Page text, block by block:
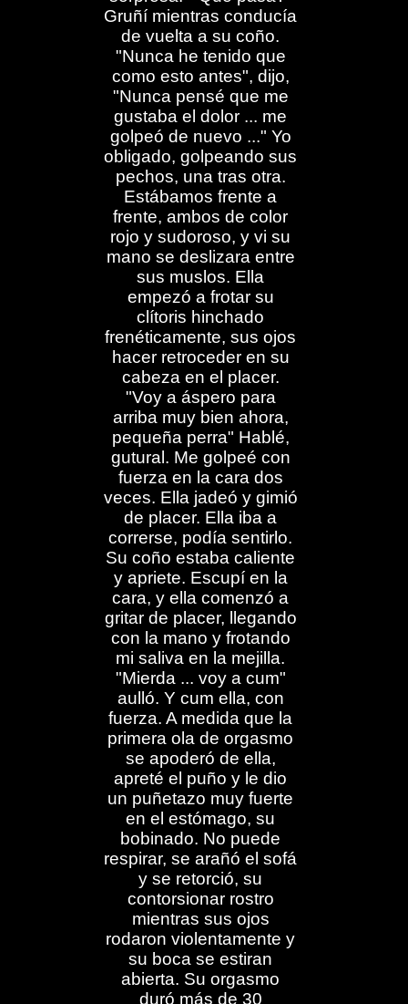
Gruñí mientras conducía
de vuelta a su coño.
"Nunca he tenido que
como esto antes", dijo,
"Nunca pensé que me
gustaba el dolor ... me
golpeó de nuevo ..." Yo
obligado, golpeando sus
pechos, una tras otra.
Estábamos frente a
frente, ambos de color
rojo y sudoroso, y vi su
mano se deslizara entre
sus muslos. Ella
empezó a frotar su
clítoris hinchado
frenéticamente, sus ojos
hacer retroceder en su
cabeza en el placer.
"Voy a áspero para
arriba muy bien ahora,
pequeña perra" Hablé,
gutural. Me golpeé con
fuerza en la cara dos
veces. Ella jadeó y gimió
de placer. Ella iba a
correrse, podía sentirlo.
Su coño estaba caliente
y apriete. Escupí en la
cara, y ella comenzó a
gritar de placer, llegando
con la mano y frotando
mi saliva en la mejilla.
"Mierda ... voy a cum"
aulló. Y cum ella, con
fuerza. A medida que la
primera ola de orgasmo
se apoderó de ella,
apreté el puño y le dio
un puñetazo muy fuerte
en el estómago, su
bobinado. No puede
respirar, se arañó el sofá
y se retorció, su
contorsionar rostro
mientras sus ojos
rodaron violentamente y
su boca se estiran
abierta. Su orgasmo
duró más de 30